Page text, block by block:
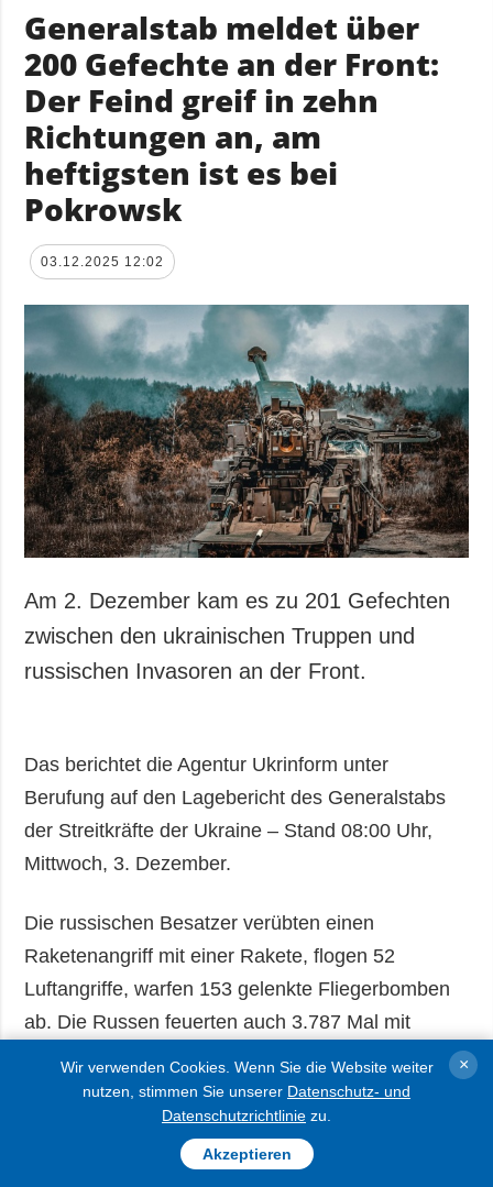
Generalstab meldet über
200 Gefechte an der Front:
Der Feind greif in zehn
Richtungen an, am
heftigsten ist es bei
Pokrowsk
03.12.2025 12:02
Am 2. Dezember kam es zu 201 Gefechten
zwischen den ukrainischen Truppen und
russischen Invasoren an der Front.
Das berichtet die Agentur Ukrinform unter
Berufung auf den Lagebericht des Generalstabs
der Streitkräfte der Ukraine – Stand 08:00 Uhr,
Mittwoch, 3. Dezember.
Die russischen Besatzer verübten einen
Raketenangriff mit einer Rakete, flogen 52
Luftangriffe, warfen 153 gelenkte Fliegerbomben
ab. Die Russen feuerten auch 3.787 Mal mit
Mehrfachraketenwerfern auf die Stellungen der
ukrainischen Verteidiger und Siedlungen. Sie
setzten außerdem 4.406 Kamikaze-Drohnen ein,
Wir verwenden Cookies. Wenn Sie die Website weiter
nutzen, stimmen Sie unserer Datenschutz- und
Datenschutzrichtlinie zu.
Akzeptieren
×